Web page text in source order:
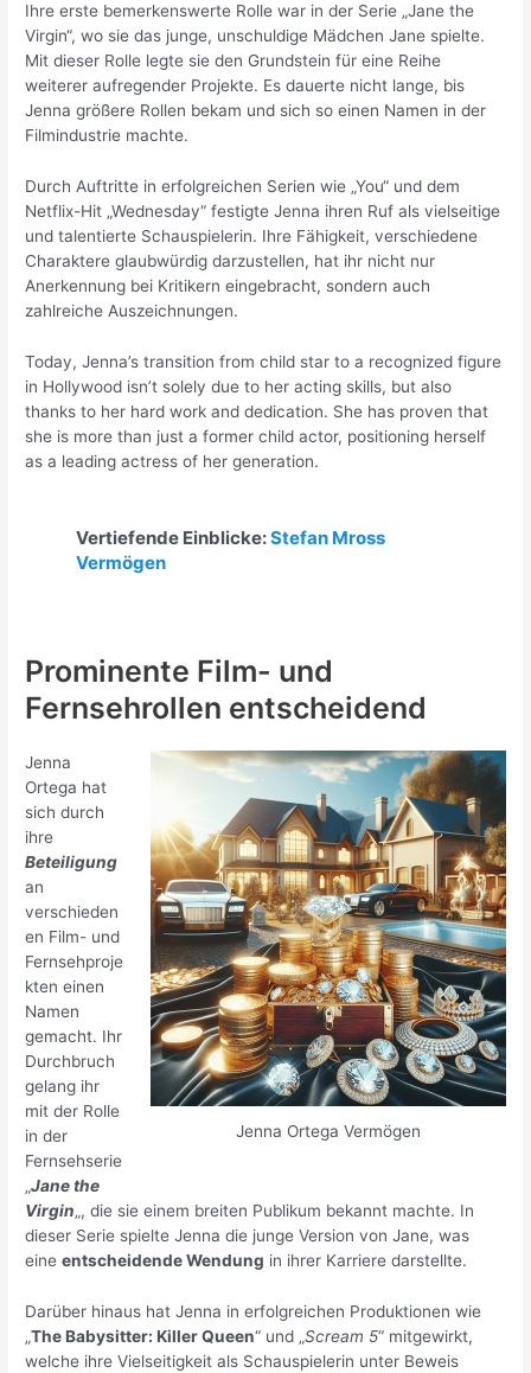
Ihre erste bemerkenswerte Rolle war in der Serie „Jane the
Virgin“, wo sie das junge, unschuldige Mädchen Jane spielte.
Mit dieser Rolle legte sie den Grundstein für eine Reihe
weiterer aufregender Projekte. Es dauerte nicht lange, bis
Jenna größere Rollen bekam und sich so einen Namen in der
Filmindustrie machte.
Durch Auftritte in erfolgreichen Serien wie „You“ und dem
Netflix-Hit „Wednesday“ festigte Jenna ihren Ruf als vielseitige
und talentierte Schauspielerin. Ihre Fähigkeit, verschiedene
Charaktere glaubwürdig darzustellen, hat ihr nicht nur
Anerkennung bei Kritikern eingebracht, sondern auch
zahlreiche Auszeichnungen.
Today, Jenna’s transition from child star to a recognized figure
in Hollywood isn’t solely due to her acting skills, but also
thanks to her hard work and dedication. She has proven that
she is more than just a former child actor, positioning herself
as a leading actress of her generation.
Vertiefende Einblicke:Stefan Mross
Vermögen
Prominente Film- und
Fernsehrollen entscheidend
Jenna Ortega Vermögen
Jenna
Ortega hat
sich durch
ihre
Beteiligung
an
verschieden
en Film- und
Fernsehproje
kten einen
Namen
gemacht. Ihr
Durchbruch
gelang ihr
mit der Rolle
in der
Fernsehserie
„Jane the
Virgin„, die sie einem breiten Publikum bekannt machte. In
dieser Serie spielte Jenna die junge Version von Jane, was
eineentscheidende Wendung in ihrer Karriere darstellte.
Darüber hinaus hat Jenna in erfolgreichen Produktionen wie
„The Babysitter: Killer Queen“ und „Scream 5“ mitgewirkt,
welche ihre Vielseitigkeit als Schauspielerin unter Beweis